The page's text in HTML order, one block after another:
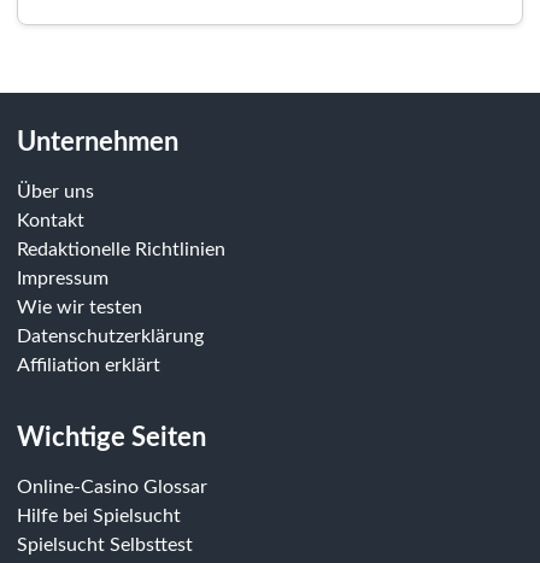
Unternehmen
Über uns
Kontakt
Redaktionelle Richtlinien
Impressum
Wie wir testen
Datenschutzerklärung
Affiliation erklärt
Wichtige Seiten
Online-Casino Glossar
Hilfe bei Spielsucht
Spielsucht Selbsttest